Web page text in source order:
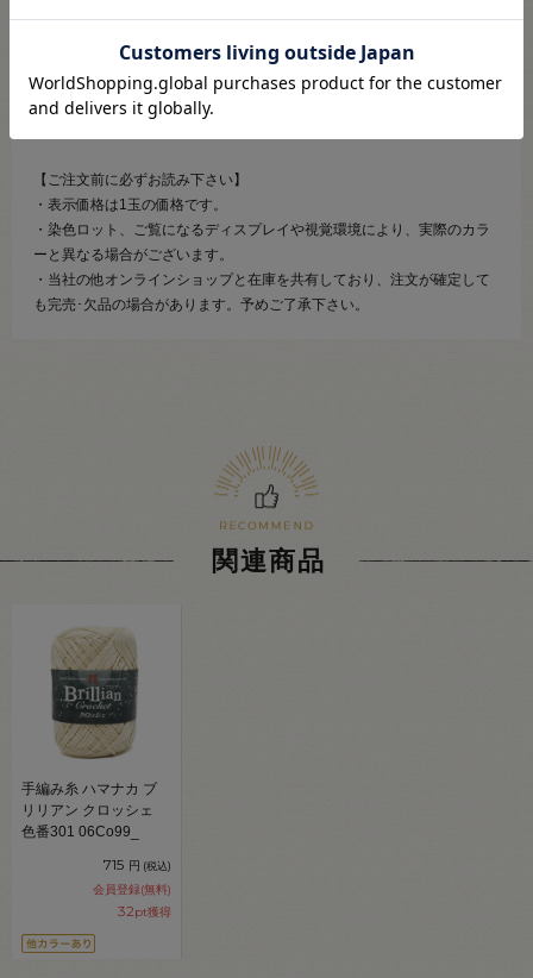
ナイロン独特の強い光沢も特徴です。
メリヤスのシンプル作品から地模様セーター、リリヤンの糸形状を活か
したドライブ編みなどあらゆる手法の作品に最適です。
【ご注文前に必ずお読み下さい】
・表示価格は1玉の価格です。
・染色ロット、ご覧になるディスプレイや視覚環境により、実際のカラ
ーと異なる場合がございます。
・当社の他オンラインショップと在庫を共有しており、注文が確定して
も完売･欠品の場合があります。予めご了承下さい。
関連商品
手編み糸 ハマナカ ブ
リリアン クロッシェ
色番301 06Co99_
715 円 (税込)
会員登録(無料)
32pt獲得